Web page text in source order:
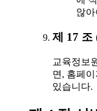
않
제 17 조
교육정보
면, 홈페
있습니다.